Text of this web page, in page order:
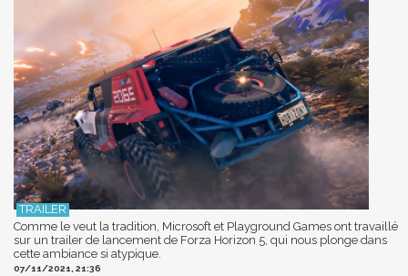
Comme le veut la tradition, Microsoft et Playground Games ont travaillé
sur un trailer de lancement de Forza Horizon 5, qui nous plonge dans
cette ambiance si atypique.
07/11/2021, 21:36